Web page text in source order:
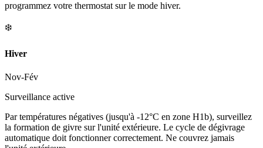
programmez votre thermostat sur le mode hiver.
❄️
Hiver
Nov-Fév
Surveillance active
Par températures négatives (jusqu'à -12°C en zone H1b), surveillez
la formation de givre sur l'unité extérieure. Le cycle de dégivrage
automatique doit fonctionner correctement. Ne couvrez jamais